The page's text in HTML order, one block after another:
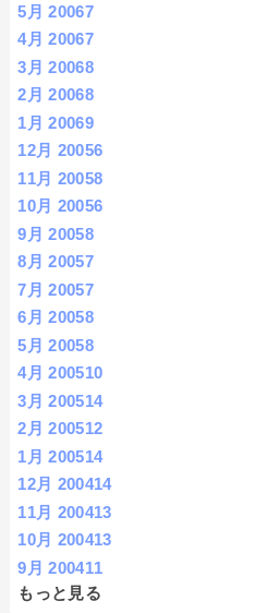
5月 20067
4月 20067
3月 20068
2月 20068
1月 20069
12月 20056
11月 20058
10月 20056
9月 20058
8月 20057
7月 20057
6月 20058
5月 20058
4月 200510
3月 200514
2月 200512
1月 200514
12月 200414
11月 200413
10月 200413
9月 200411
もっと見る